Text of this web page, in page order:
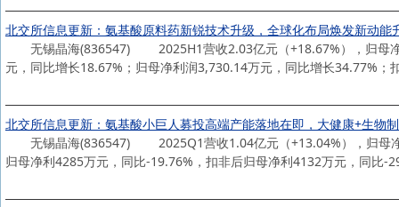
北交所信息更新：氨基酸原料药新锐技术升级，全球化布局焕发新动能
无锡晶海(836547) 2025H1营收2.03亿元（+18.67%），归母净
元，同比增长18.67%；归母净利润3,730.14万元，同比增长34.77%
北交所信息更新：氨基酸小巨人募投高端产能落地在即，大健康+生物
无锡晶海(836547) 2025Q1营收1.04亿元（+13.04%），归母
归母净利4285万元，同比-19.76%，扣非后归母净利4132万元，同比